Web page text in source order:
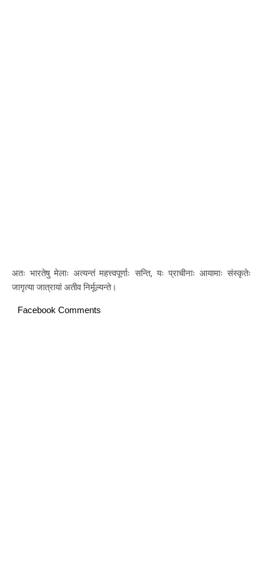
अतः भारतेषु मेलाः अत्यन्तं महत्त्वपूर्णाः सन्ति, यः प्राचीनाः आयामाः संस्कृतेः
जागृत्या जात्रायां अतीव निर्मूल्यन्ते।
Facebook Comments